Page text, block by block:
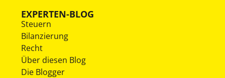
EXPERTEN-BLOG
Steuern
Bilanzierung
Recht
Über diesen Blog
Die Blogger